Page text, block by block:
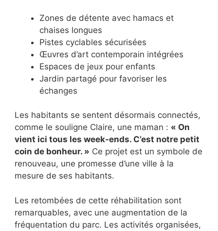
Zones de détente avec hamacs et
chaises longues
Pistes cyclables sécurisées
Œuvres d’art contemporain intégrées
Espaces de jeux pour enfants
Jardin partagé pour favoriser les
échanges
Les habitants se sentent désormais connectés,
comme le souligne Claire, une maman : « On
vient ici tous les week-ends. C’est notre petit
coin de bonheur. » Ce projet est un symbole de
renouveau, une promesse d’une ville à la
mesure de ses habitants.
Les retombées de cette réhabilitation sont
remarquables, avec une augmentation de la
fréquentation du parc. Les activités organisées,